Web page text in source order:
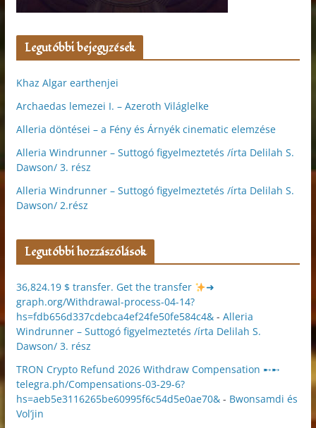
Legutóbbi bejegyzések
Khaz Algar earthenjei
Archaedas lemezei I. – Azeroth Világlelke
Alleria döntései – a Fény és Árnyék cinematic elemzése
Alleria Windrunner – Suttogó figyelmeztetés /írta Delilah S.
Dawson/ 3. rész
Alleria Windrunner – Suttogó figyelmeztetés /írta Delilah S.
Dawson/ 2.rész
Legutóbbi hozzászólások
36,824.19 $ transfer. Get the transfer
➜
graph.org/Withdrawal-process-04-14?
hs=fdb656d337cdebca4ef24fe50fe584c4&- Alleria
Windrunner – Suttogó figyelmeztetés /írta Delilah S.
Dawson/ 3. rész
TRON Crypto Refund 2026 Withdraw Compensation ➸➸
telegra.ph/Compensations-03-29-6?
hs=aeb5e3116265be60995f6c54d5e0ae70&- Bwonsamdi és
Vol’jin